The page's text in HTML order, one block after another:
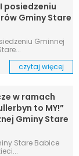
posiedzeniu
Gminy Stare
Gminnej
czytaj więcej
w ramach
to MY!”
Gminy Stare
Stare Babice